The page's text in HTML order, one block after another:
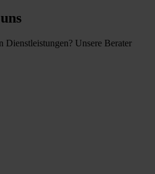
Dienstleistungen? Unsere Berater